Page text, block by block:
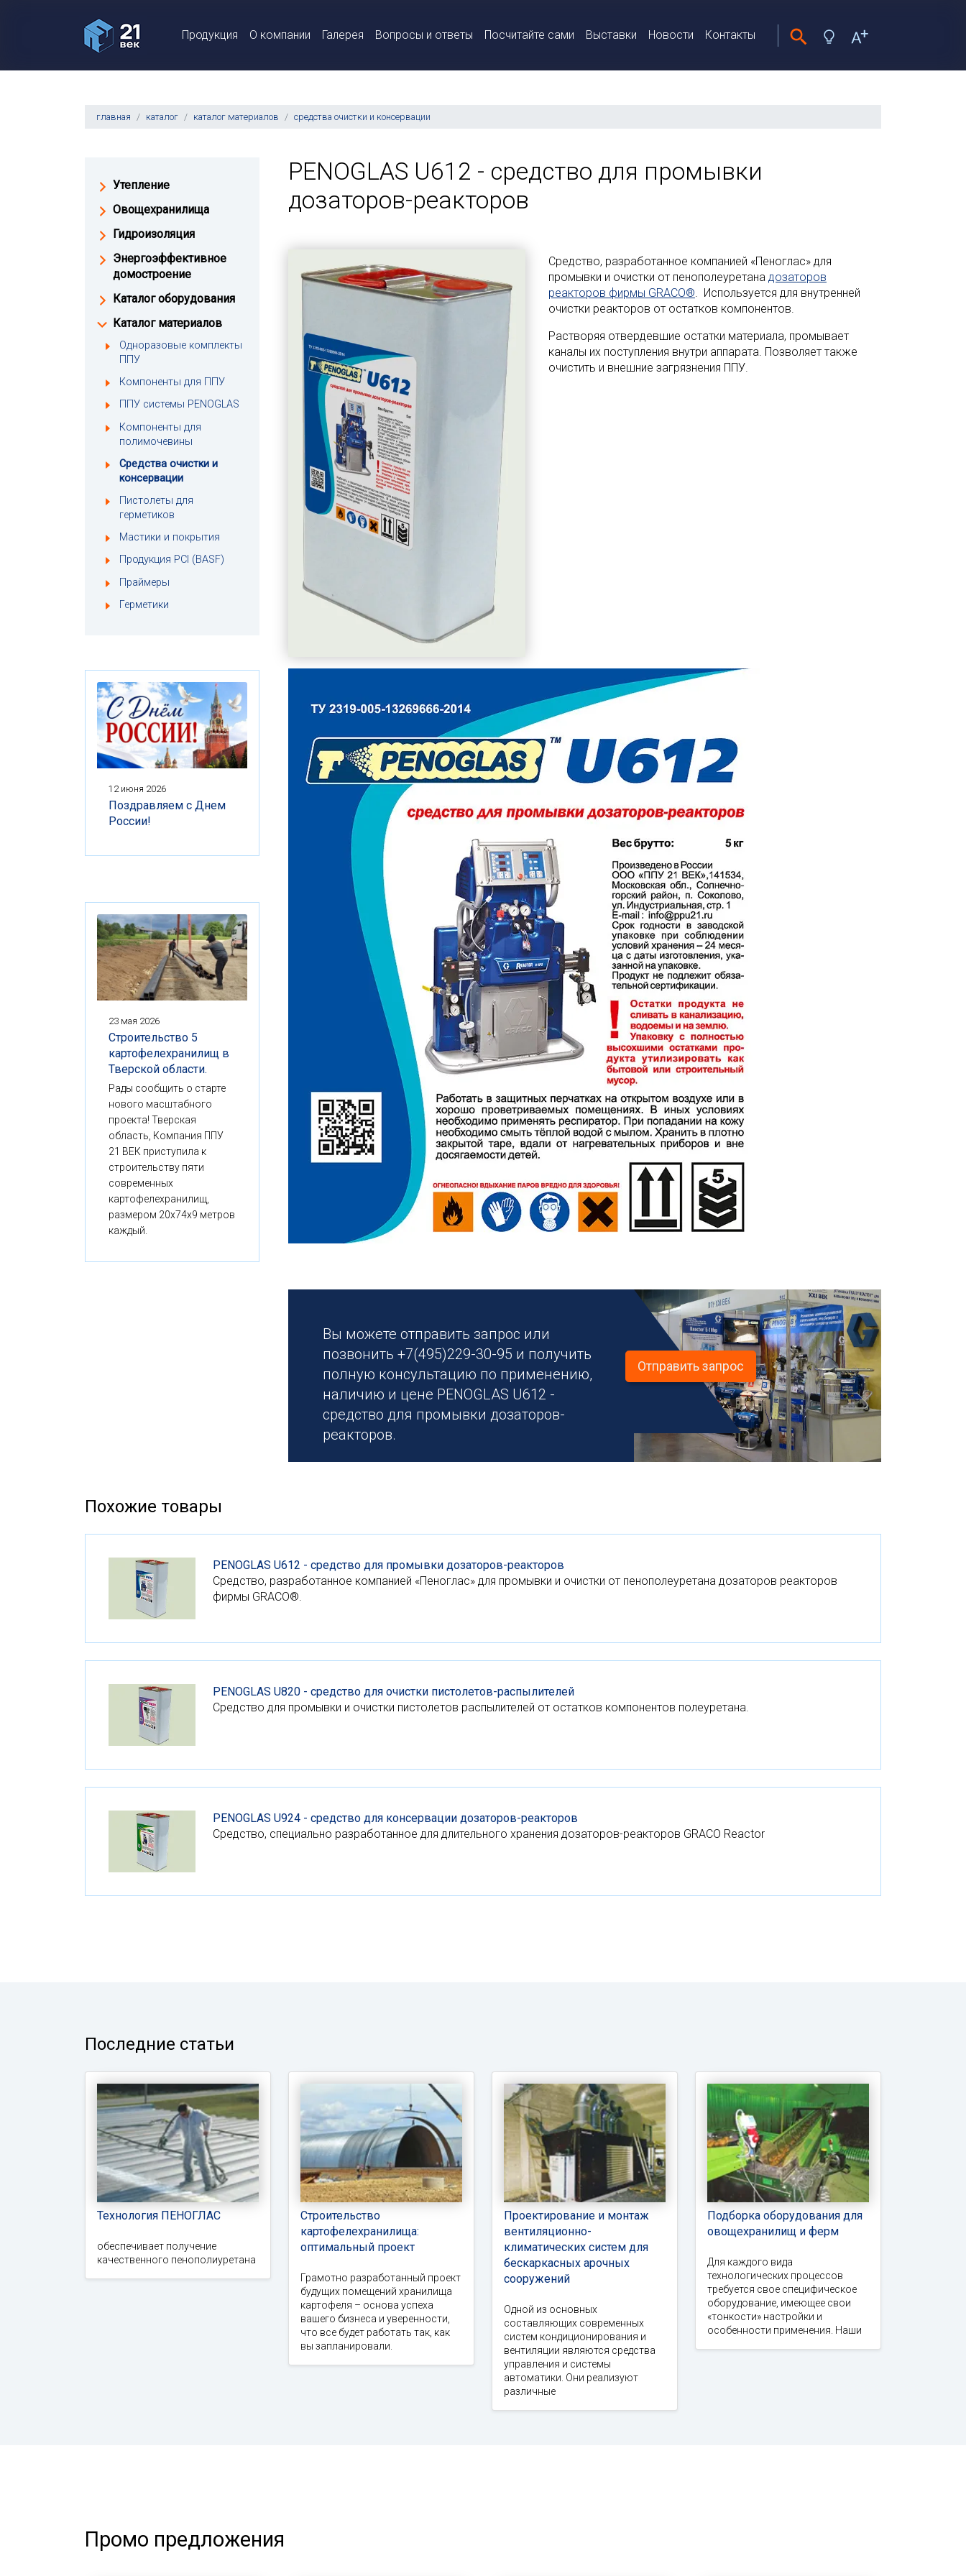
Продукция О компании Галерея Вопросы и ответы Посчитайте сами Выставки Новости Контакты
главная каталог каталог материалов средства очистки и консервации
PENOGLAS U612 - средство для промывки
дозаторов-реакторов
Средство, разработанное компанией «Пеноглас» для
промывки и очистки от пенополеуретана дозаторов
реакторов фирмы GRACO®. Используется для внутренней
очистки реакторов от остатков компонентов.
Растворяя отвердевшие остатки материала, промывает
каналы их поступления внутри аппарата. Позволяет также
очистить и внешние загрязнения ППУ.
Вы можете отправить запрос или
позвонить +7(495)229-30-95 и получить
полную консультацию по применению,
наличию и цене PENOGLAS U612 -
средство для промывки дозаторов-
реакторов.
Отправить запрос
Утепление
Овощехранилища
Гидроизоляция
Энергоэффективное
домостроение
Каталог оборудования
Каталог материалов
Одноразовые комплекты
ППУ
Компоненты для ППУ
ППУ системы PENOGLAS
Компоненты для
полимочевины
Средства очистки и
консервации
Пистолеты для
герметиков
Мастики и покрытия
Продукция PCI (BASF)
Праймеры
Герметики
12 июня 2026
Поздравляем с Днем
России!
23 мая 2026
Строительство 5
картофелехранилищ в
Тверской области.
Рады сообщить о старте
нового масштабного
проекта! Тверская
область, Компания ППУ
21 ВЕК приступила к
строительству пяти
современных
картофелехранилищ,
размером 20x74x9 метров
каждый.
Похожие товары
PENOGLAS U612 - средство для промывки дозаторов-реакторов
Средство, разработанное компанией «Пеноглас» для промывки и очистки от пенополеуретана дозаторов реакторов
фирмы GRACO®.
PENOGLAS U820 - средство для очистки пистолетов-распылителей
Средство для промывки и очистки пистолетов распылителей от остатков компонентов полеуретана.
PENOGLAS U924 - средство для консервации дозаторов-реакторов
Средство, специально разработанное для длительного хранения дозаторов-реакторов GRACO Reactor
Последние статьи
Технология ПЕНОГЛАС
обеспечивает получение
качественного пенополиуретана
Строительство
картофелехранилища:
оптимальный проект
Грамотно разработанный проект
будущих помещений хранилища
картофеля – основа успеха
вашего бизнеса и уверенности,
что все будет работать так, как
вы запланировали.
Проектирование и монтаж
вентиляционно-
климатических систем для
бескаркасных арочных
сооружений
Одной из основных
составляющих современных
систем кондиционирования и
вентиляции являются средства
управления и системы
автоматики. Они реализуют
различные
Подборка оборудования для
овощехранилищ и ферм
Для каждого вида
технологических процессов
требуется свое специфическое
оборудование, имеющее свои
«тонкости» настройки и
особенности применения. Наши
Промо предложения